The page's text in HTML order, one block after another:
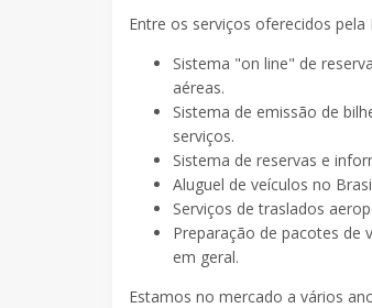
Entre os serviços oferecidos
Sistema "on line" de
aéreas.
Sistema de emissão de
serviços.
Sistema de reservas e
Aluguel de veículos no
Serviços de traslados
Preparação de pacotes de
em geral.
Estamos no mercado a vários